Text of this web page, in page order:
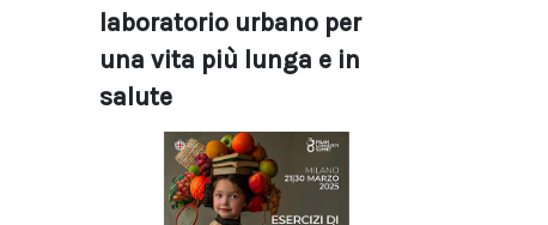
laboratorio urbano per
una vita più lunga e in
salute